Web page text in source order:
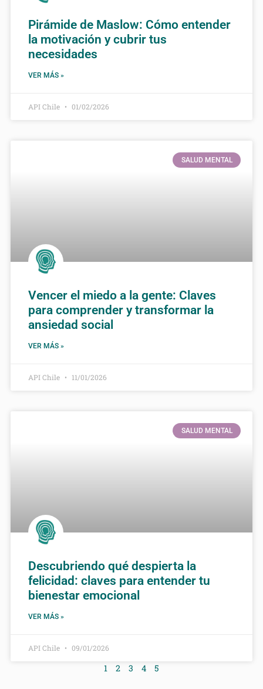
Pirámide de Maslow: Cómo entender
la motivación y cubrir tus
necesidades
VER MÁS »
API Chile 01/02/2026
SALUD MENTAL
Vencer el miedo a la gente: Claves
para comprender y transformar la
ansiedad social
VER MÁS »
API Chile 11/01/2026
SALUD MENTAL
Descubriendo qué despierta la
felicidad: claves para entender tu
bienestar emocional
VER MÁS »
API Chile 09/01/2026
1 2 3 4 5